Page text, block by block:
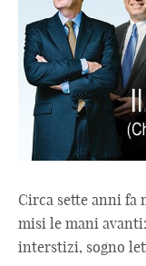
Circa sette anni fa
misi le mani
interstizi, sogno